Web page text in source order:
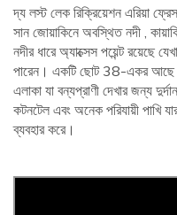
দ্য লস্ট লেক রিক্রিয়েশন এরিয়া
সান জোয়াকিনে অবস্থিত নদী ,
নদীর ধারে অ্যাক্সেস পয়েন্ট রয়েছে
পারেন। একটি ছোট 38-একর আছে
এলাকা যা বন্যপ্রাণী দেখার জন্য
কটনটেল এবং অনেক পরিযায়ী পাখি
ব্যবহার করে।